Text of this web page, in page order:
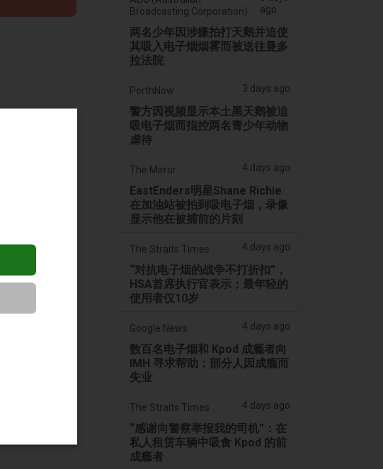
Broadcasting Corporation)
ago
两名少年因涉嫌拍打天鹅并迫使
其吸入电子烟烟雾而被送往曼多
拉法院
PerthNow 3 days ago
警方因视频显示本土黑天鹅被迫
吸电子烟而指控两名青少年动物
虐待
The Mirror 4 days ago
EastEnders明星Shane Richie
在加油站被拍到吸电子烟，录像
显示他在被捕前的片刻
The Straits Times 4 days ago
“对抗电子烟的战争不打折扣”，
HSA首席执行官表示；最年轻的
使用者仅10岁
Google News 4 days ago
数百名电子烟和 Kpod 成瘾者向
IMH 寻求帮助；部分人因成瘾而
失业
The Straits Times 4 days ago
“感谢向警察举报我的司机”：在
私人租赁车辆中吸食 Kpod 的前
成瘾者